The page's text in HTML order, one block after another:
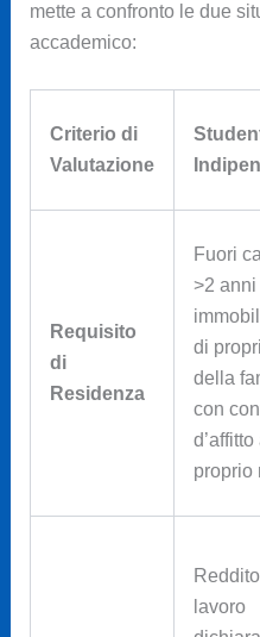
mette a confronto le due
accademico:
Criterio di
Valutazione
Requisito
di
Residenza
Fuori
>2 anni
di
della
con
d’affitto
proprio
lavoro